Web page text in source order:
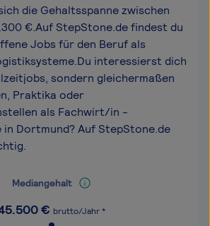
die Gehaltsspanne zwischen
€.Auf StepStone.de findest du
Jobs für den Beruf als
interessierst dich
sondern gleichermaßen
Praktika oder
als Fachwirt/in -
Dortmund? Auf StepStone.de
Mediangehalt
€ brutto/Jahr *